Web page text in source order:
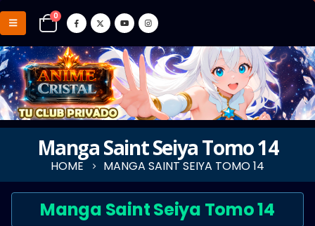
0
Manga Saint Seiya Tomo 14
HOME MANGA SAINT SEIYA TOMO 14
Manga Saint Seiya Tomo 14